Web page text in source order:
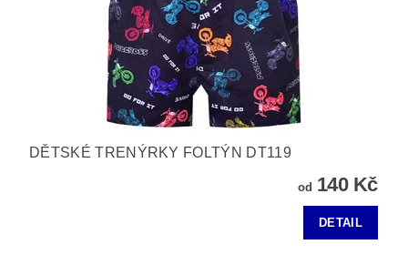
DĚTSKÉ TRENÝRKY FOLTÝN DT119
od 140 Kč
DETAIL